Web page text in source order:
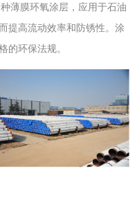
薄膜环氧涂层，应用于石油
提高流动效率和防锈性。涂
的环保法规。